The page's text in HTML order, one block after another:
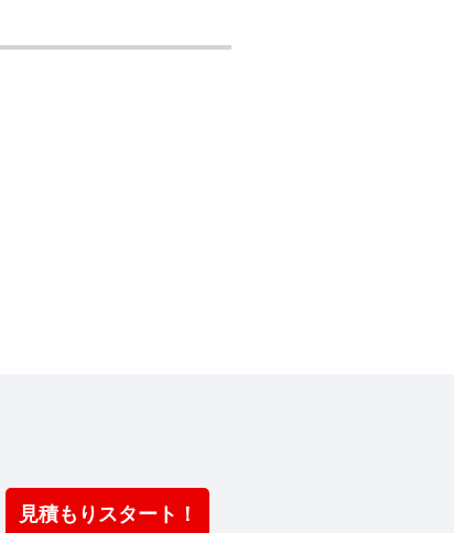
見積もりスタート！